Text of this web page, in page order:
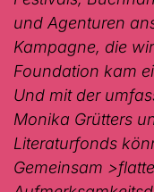
und Agenturen
Kampagne, die
Foundation kam
Und mit der
Monika Grütters
Literaturfonds
Gemeinsam